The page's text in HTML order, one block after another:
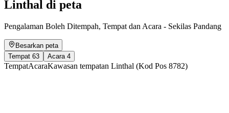
Linthal di peta
Pengalaman Boleh Ditempah, Tempat dan Acara - Sekilas Pandang
Besarkan peta
Tempat 63 Acara 4
TempatAcaraKawasan tempatan Linthal (Kod Pos 8782)